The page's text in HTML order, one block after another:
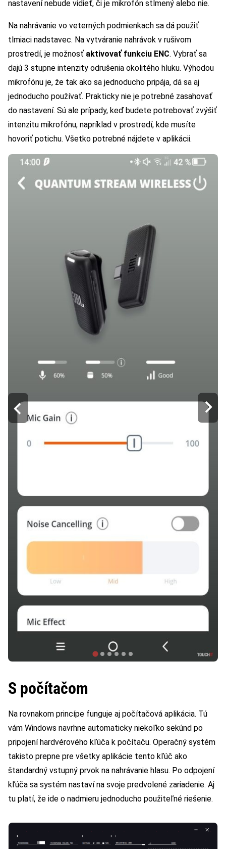
nastavení nebude vidieť, či je mikrofón stlmený alebo nie.
Na nahrávanie vo veterných podmienkach sa dá použiť
tlmiaci nadstavec. Na vytváranie nahrávok v rušivom
prostredí, je možnosť aktivovať funkciu ENC. Vybrať sa
dajú 3 stupne intenzity odrušenia okolitého hluku. Výhodou
mikrofónu je, že tak ako sa jednoducho pripája, dá sa aj
jednoducho používať. Prakticky nie je potrebné zasahovať
do nastavení. Sú ale prípady, keď budete potrebovať zvýšiť
intenzitu mikrofónu, napríklad v prostredí, kde musíte
hovoriť potichu. Všetko potrebné nájdete v aplikácii.
S počítačom
Na rovnakom princípe funguje aj počítačová aplikácia. Tú
vám Windows navrhne automaticky niekoľko sekúnd po
pripojení hardvérového kľúča k počítaču. Operačný systém
takisto prepne pre všetky aplikácie tento kľúč ako
štandardný vstupný prvok na nahrávanie hlasu. Po odpojení
kľúča sa systém nastaví na svoje predvolené zariadenie. Aj
tu platí, že ide o nadmieru jednoducho použiteľné riešenie.